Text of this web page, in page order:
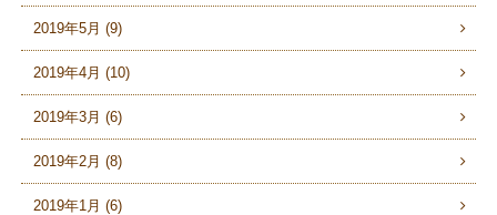
2019年5月 (9)
2019年4月 (10)
2019年3月 (6)
2019年2月 (8)
2019年1月 (6)